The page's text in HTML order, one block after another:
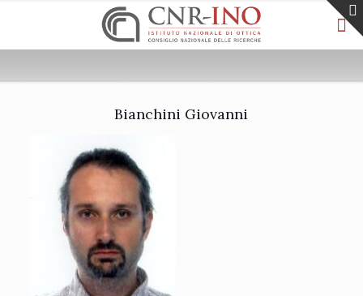
Bianchini Giovanni